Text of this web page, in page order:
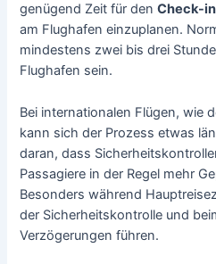
genügend Zeit für denCheck-in
am Flughafen einzuplanen.
mindestens zwei bis drei
Flughafen sein.
Bei internationalen Flügen, wie
kann sich der Prozess etwas
daran, dass
Passagiere in der Regel mehr
Besonders während
der Sicherheitskontrolle und
Verzögerungen führen.